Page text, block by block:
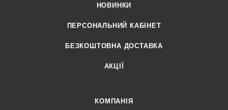
НОВИНКИ
ПЕРСОНАЛЬНИЙ КАБІНЕТ
БЕЗКОШТОВНА ДОСТАВКА
АКЦІЇ
КОМПАНІЯ